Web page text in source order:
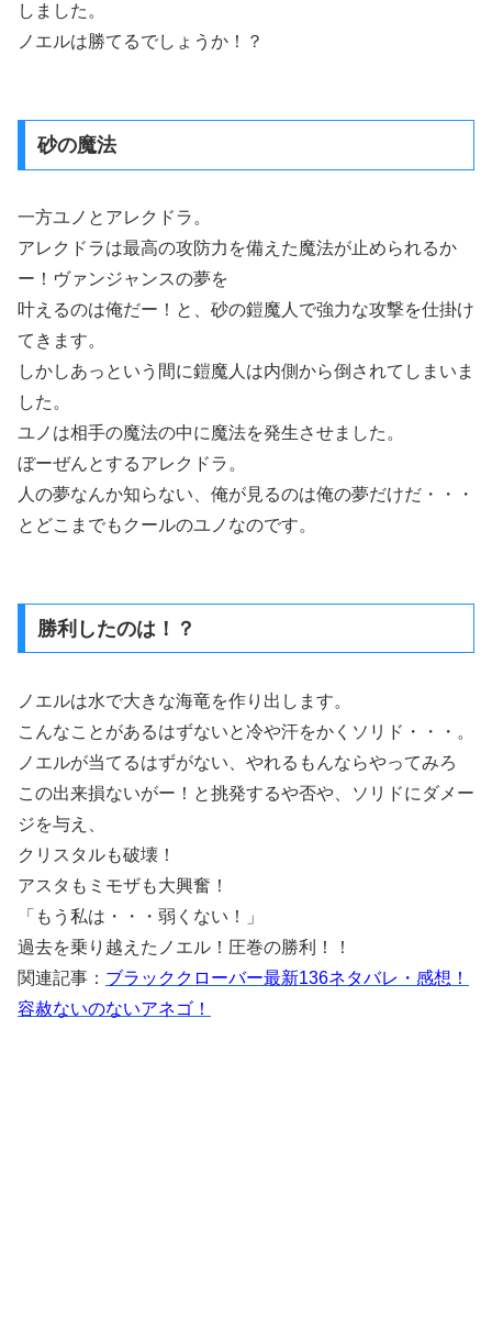
しました。
ノエルは勝てるでしょうか！？
砂の魔法
一方ユノとアレクドラ。
アレクドラは最高の攻防力を備えた魔法が止められるか
ー！ヴァンジャンスの夢を
叶えるのは俺だー！と、砂の鎧魔人で強力な攻撃を仕掛け
てきます。
しかしあっという間に鎧魔人は内側から倒されてしまいま
した。
ユノは相手の魔法の中に魔法を発生させました。
ぼーぜんとするアレクドラ。
人の夢なんか知らない、俺が見るのは俺の夢だけだ・・・
とどこまでもクールのユノなのです。
勝利したのは！？
ノエルは水で大きな海竜を作り出します。
こんなことがあるはずないと冷や汗をかくソリド・・・。
ノエルが当てるはずがない、やれるもんならやってみろ
この出来損ないがー！と挑発するや否や、ソリドにダメー
ジを与え、
クリスタルも破壊！
アスタもミモザも大興奮！
「もう私は・・・弱くない！」
過去を乗り越えたノエル！圧巻の勝利！！
関連記事： ブラッククローバー最新136ネタバレ・感想！
容赦ないのないアネゴ！